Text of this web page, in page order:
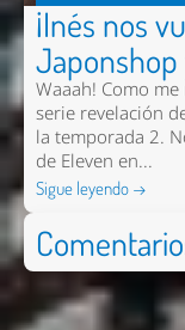
¡Inés nos
Japonshop
Waaah! Como
serie revelación
la temporada 2.
de Eleven en...
Sigue leyendo →